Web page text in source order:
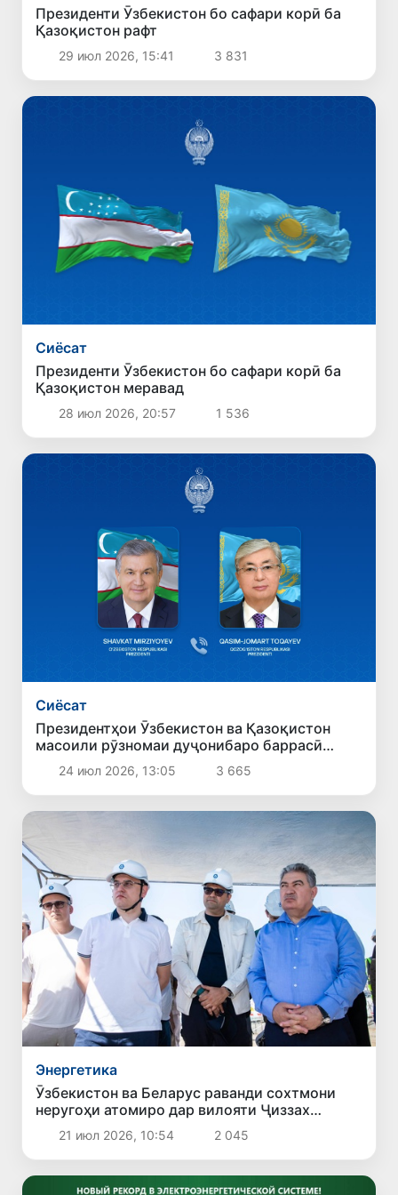
Президенти Ӯзбекистон бо сафари корӣ ба
Қазоқистон рафт
29 июл 2026, 15:41 3 831
Сиёсат
Президенти Ӯзбекистон бо сафари корӣ ба
Қазоқистон меравад
28 июл 2026, 20:57 1 536
Сиёсат
Президентҳои Ӯзбекистон ва Қазоқистон
масоили рӯзномаи дуҷонибаро баррасӣ
карданд
24 июл 2026, 13:05 3 665
Энергетика
Ӯзбекистон ва Беларус раванди сохтмони
неругоҳи атомиро дар вилояти Ҷиззах
баррасӣ карданд
21 июл 2026, 10:54 2 045